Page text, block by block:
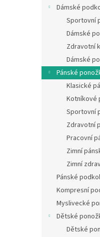
Dámské
Sportovní
Dámské
Zdravotní
Dámské
Pánské
Klasické
Kotníkové
Sportovní
Zdravotní
Pracovní
Zimní
Zimní
Pánské
Kompresní
Myslivecké
Dětské
Dětské